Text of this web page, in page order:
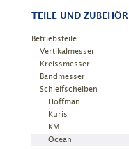
TEILE UND ZUBEHÖR
Betriebsteile
Vertikalmesser
Kreissmesser
Bandmesser
Schleifscheiben
Hoffman
Kuris
KM
Ocean